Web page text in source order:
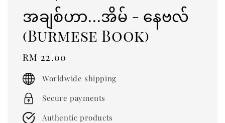
အချစ်ဟာ...အိမ် - နေဗလ်
(Burmese Book)
Regular
price
RM 22.00
Worldwide shipping
Secure payments
Authentic products